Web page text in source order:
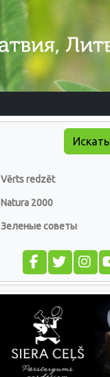
Искать
Vērts redzēt
Natura 2000
Зеленые советы